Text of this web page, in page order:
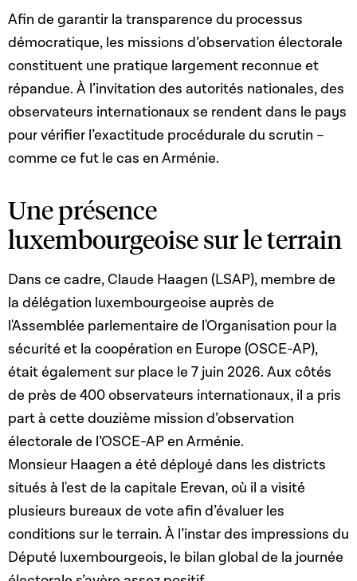
Afin de garantir la transparence du processus
démocratique, les missions d’observation électorale
constituent une pratique largement reconnue et
répandue. À l’invitation des autorités nationales, des
observateurs internationaux se rendent dans le pays
pour vérifier l’exactitude procédurale du scrutin –
comme ce fut le cas en Arménie.
Une présence
luxembourgeoise sur le terrain
Dans ce cadre, Claude Haagen (LSAP), membre de
la délégation luxembourgeoise auprès de
l'Assemblée parlementaire de l'Organisation pour la
sécurité et la coopération en Europe (OSCE-AP),
était également sur place le 7 juin 2026. Aux côtés
de près de 400 observateurs internationaux, il a pris
part à cette douzième mission d’observation
électorale de l’OSCE-AP en Arménie.
Monsieur Haagen a été déployé dans les districts
situés à l'est de la capitale Erevan, où il a visité
plusieurs bureaux de vote afin d’évaluer les
conditions sur le terrain. À l’instar des impressions du
Député luxembourgeois, le bilan global de la journée